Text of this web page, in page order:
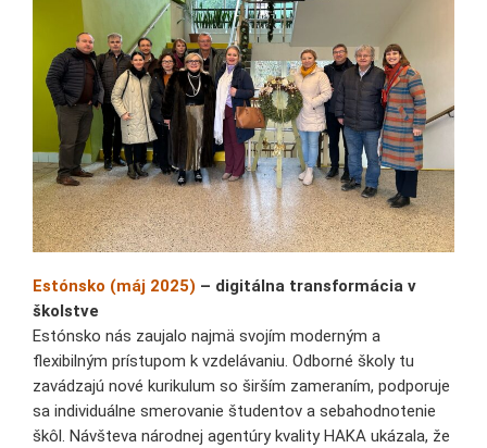
Estónsko (máj 2025) – digitálna transformácia v
školstve
Estónsko nás zaujalo najmä svojím moderným a
flexibilným prístupom k vzdelávaniu. Odborné školy tu
zavádzajú nové kurikulum so širším zameraním, podporuje
sa individuálne smerovanie študentov a sebahodnotenie
škôl. Návšteva národnej agentúry kvality HAKA ukázala, že